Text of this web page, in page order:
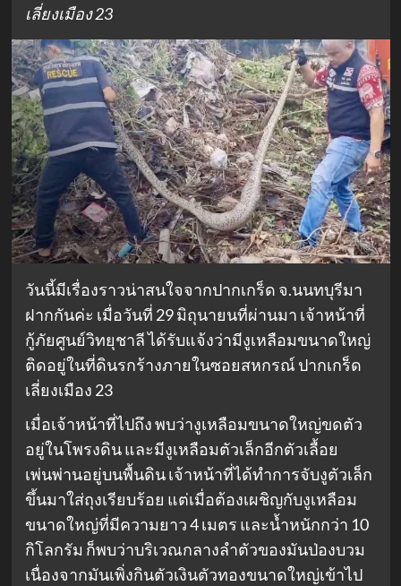
เลี่ยงเมือง 23
วันนี้มีเรื่องราวน่าสนใจจากปากเกร็ด จ.นนทบุรีมา
ฝากกันค่ะ เมื่อวันที่ 29 มิถุนายนที่ผ่านมา เจ้าหน้าที่
กู้ภัยศูนย์วิทยุชาลี ได้รับแจ้งว่ามีงูเหลือมขนาดใหญ่
ติดอยู่ในที่ดินรกร้างภายในซอยสหกรณ์ ปากเกร็ด
เลี่ยงเมือง 23
เมื่อเจ้าหน้าที่ไปถึง พบว่างูเหลือมขนาดใหญ่ขดตัว
อยู่ในโพรงดิน และมีงูเหลือมตัวเล็กอีกตัวเลื้อย
เพ่นพ่านอยู่บนพื้นดิน เจ้าหน้าที่ได้ทำการจับงูตัวเล็ก
ขึ้นมาใส่ถุงเรียบร้อย แต่เมื่อต้องเผชิญกับงูเหลือม
ขนาดใหญ่ที่มีความยาว 4 เมตร และน้ำหนักกว่า 10
กิโลกรัม ก็พบว่าบริเวณกลางลำตัวของมันป่องบวม
เนื่องจากมันเพิ่งกินตัวเงินตัวทองขนาดใหญ่เข้าไป